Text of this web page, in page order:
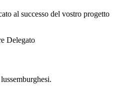
al successo del vostro progetto
Delegato